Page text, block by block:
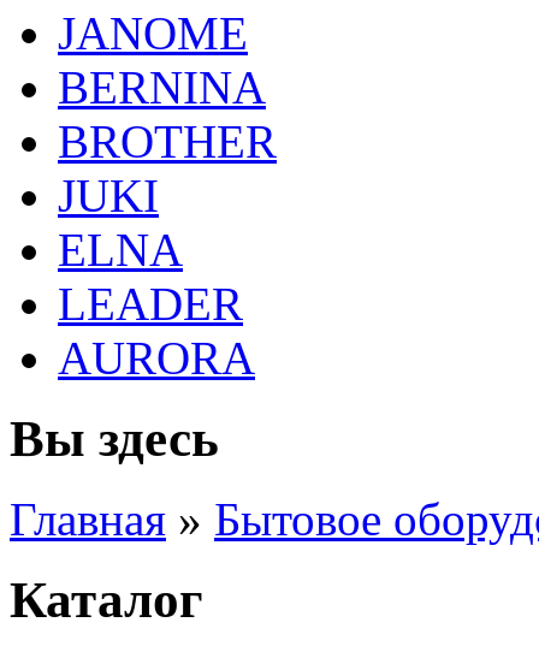
JANOME
BERNINA
BROTHER
JUKI
ELNA
LEADER
AURORA
Вы здесь
Главная » Бытовое
Каталог